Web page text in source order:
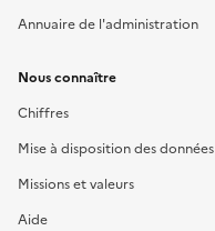
Annuaire de l'administration
Nous connaître
Chiffres
Mise à disposition des données
Missions et valeurs
Aide